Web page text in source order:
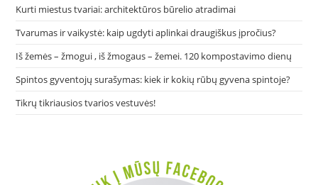
Kurti miestus tvariai: architektūros būrelio atradimai
Tvarumas ir vaikystė: kaip ugdyti aplinkai draugiškus įpročius?
Iš žemės – žmogui , iš žmogaus – žemei. 120 kompostavimo dienų
Spintos gyventojų surašymas: kiek ir kokių rūbų gyvena spintoje?
Tikrų tikriausios tvarios vestuvės!